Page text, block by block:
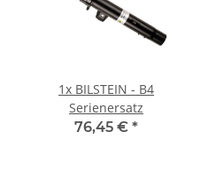
1x BILSTEIN - B4
Serienersatz
76,45 € *